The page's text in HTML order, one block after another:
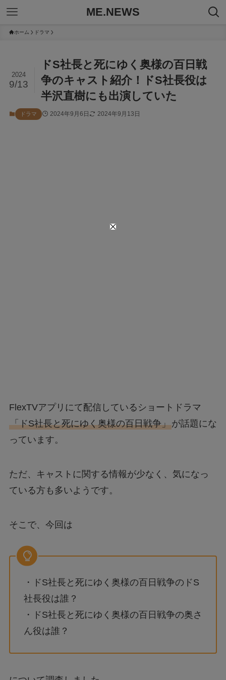
ME.NEWS
ホーム ドラマ
ドS社長と死にゆく奥様の百日戦
争のキャスト紹介！ドS社長役は
半沢直樹にも出演していた
2024
9/13
ドラマ 2024年9月6日 2024年9月13日
FlexTVアプリにて配信しているショートドラマ
「ドS社長と死にゆく奥様の百日戦争」が話題にな
っています。
ただ、キャストに関する情報が少なく、気になっ
ている方も多いようです。
そこで、今回は
・ドS社長と死にゆく奥様の百日戦争のドS
社長役は誰？
・ドS社長と死にゆく奥様の百日戦争の奥さ
ん役は誰？